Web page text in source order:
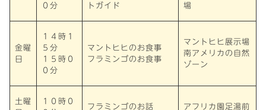
０分
トガイド
場
金曜
日
１４時１
５分
１５時０
０分
マントヒヒのお食事
フラミンゴのお食事
マントヒヒ展示場
南アメリカの自然
ゾーン
土曜
１０時０
フラミンゴのお話 アフリカ園足湯前